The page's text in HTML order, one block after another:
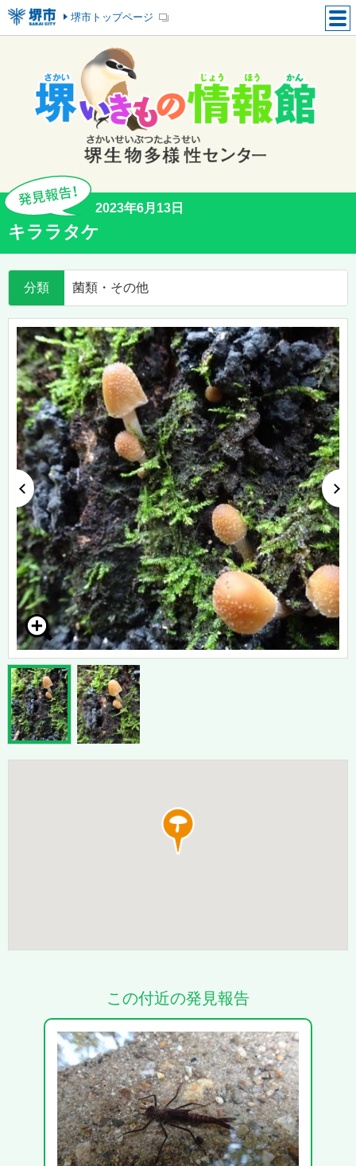
堺市トップページ
2023年6月13日
キララタケ
分類 菌類・その他
この付近の発見報告